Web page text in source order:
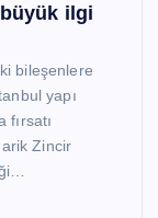
büyük ilgi
bileşenlere
yapı
fırsatı
Zincir